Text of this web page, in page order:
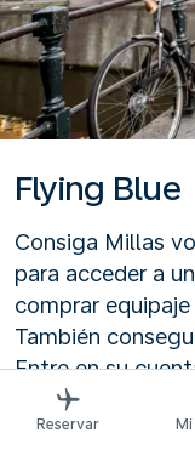
Flying Blue
Consiga Millas
para acceder a
comprar
También
Entre en su
con sus
Reservar